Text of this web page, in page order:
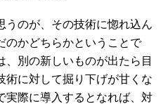
うのが、その技術に惚れ込ん
のかどちらかということで
別の新しいものが出たら目
術に対して掘り下げが甘くな
実際に導入するとなれば、対